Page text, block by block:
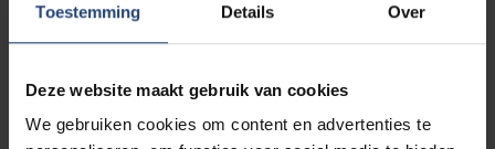
Toestemming Details Over
Deze website maakt gebruik van cookies
We gebruiken cookies om content en advertenties te